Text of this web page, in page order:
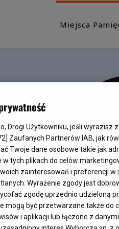
Miejsca
Drogi Użytkowniku, jeśli wyrazisz
] Zaufanych Partnerów IAB, jak
Twoje dane osobowe takie jak
tych plikach do celów
zainteresowań i preferencji
Wyrażenie zgody jest
zgodę uprzednio udzieloną
mogą być przetwarzane także do
i aplikacji lub łączone z